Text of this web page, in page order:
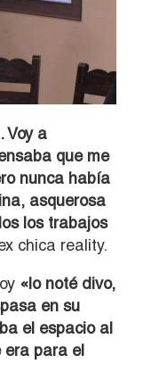
Voy a
que me
nunca había
asquerosa
los trabajos
chica reality.
«lo noté divo,
en su
el espacio al
era para el